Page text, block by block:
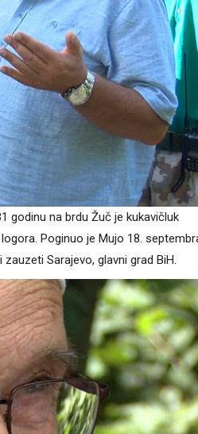
godinu na brdu Žuč je kukavičluk
Poginuo je Mujo 18.
Sarajevo, glavni grad BiH.